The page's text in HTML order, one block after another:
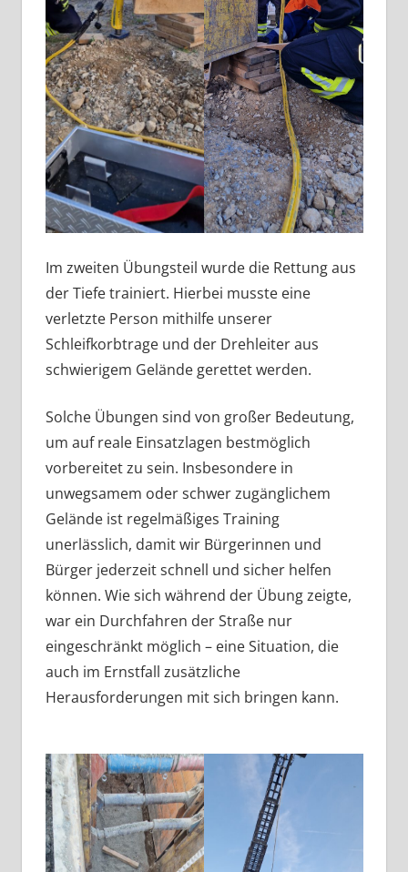
Im zweiten Übungsteil wurde die Rettung aus
der Tiefe trainiert. Hierbei musste eine
verletzte Person mithilfe unserer
Schleifkorbtrage und der Drehleiter aus
schwierigem Gelände gerettet werden.
Solche Übungen sind von großer Bedeutung,
um auf reale Einsatzlagen bestmöglich
vorbereitet zu sein. Insbesondere in
unwegsamem oder schwer zugänglichem
Gelände ist regelmäßiges Training
unerlässlich, damit wir Bürgerinnen und
Bürger jederzeit schnell und sicher helfen
können. Wie sich während der Übung zeigte,
war ein Durchfahren der Straße nur
eingeschränkt möglich – eine Situation, die
auch im Ernstfall zusätzliche
Herausforderungen mit sich bringen kann.